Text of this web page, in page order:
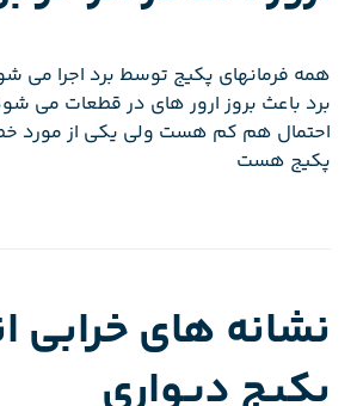
همه فرمانهای پکیج توسط برد اجرا می
برد باعث بروز ارور های در قطعات می
پکیج هست
نشانه های خرابی
پکیج دیواری